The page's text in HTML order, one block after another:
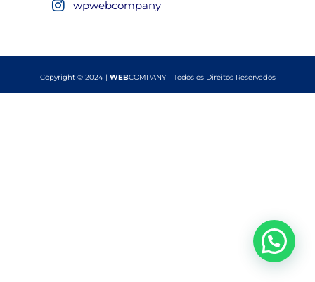
wpwebcompany
Copyright © 2024 | WEBCOMPANY – Todos os Direitos Reservados